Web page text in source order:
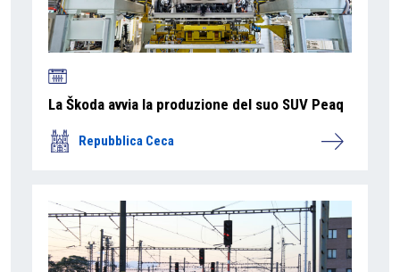
La Škoda avvia la produzione del suo SUV Peaq
Repubblica Ceca